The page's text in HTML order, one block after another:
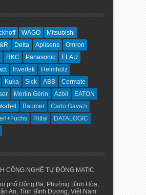
WAGO
Mitsubishi
Delta Aplisens
Omron
RKC Panasonic
ELAU
Invertek
Helmholz
Kuka Sick ABB
Cermate
Merlin Gérin Azbil
EATON
Baumer
Carlo Gavazi
Rittal
DATALOGIC
CÔNG NGHỆ TỰ ĐỘNG MATIC
phố Đông Ba, Phường Bình Hòa,
An, Tỉnh Bình Dương, Việt Nam